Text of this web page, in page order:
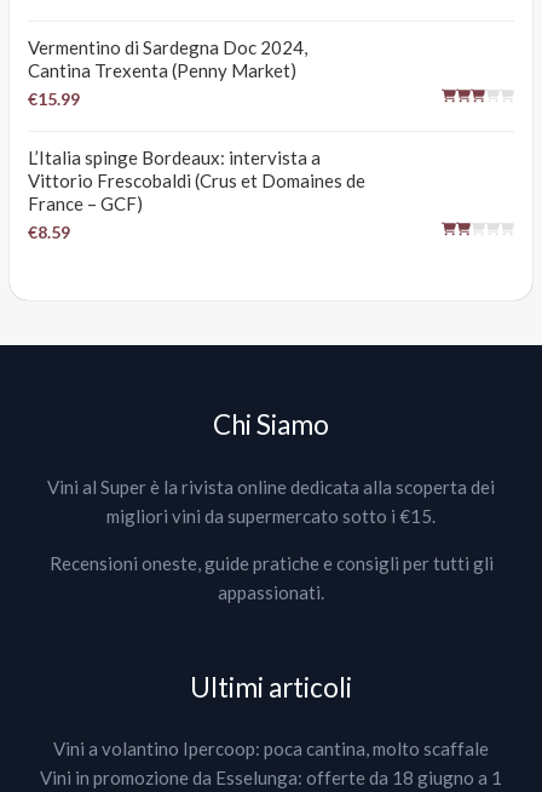
Vermentino di Sardegna Doc 2024,
Cantina Trexenta (Penny Market)
€15.99
L’Italia spinge Bordeaux: intervista a
Vittorio Frescobaldi (Crus et Domaines de
France – GCF)
€8.59
Chi Siamo
Vini al Super è la rivista online dedicata alla scoperta dei
migliori vini da supermercato sotto i €15.
Recensioni oneste, guide pratiche e consigli per tutti gli
appassionati.
Ultimi articoli
Vini a volantino Ipercoop: poca cantina, molto scaffale
Vini in promozione da Esselunga: offerte da 18 giugno a 1